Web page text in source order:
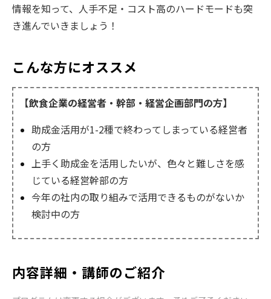
情報を知って、人手不足・コスト高のハードモードも突
き進んでいきましょう！
こんな方にオススメ
【飲食企業の経営者・幹部・経営企画部門の方】
助成金活用が1-2種で終わってしまっている経営者
の方
上手く助成金を活用したいが、色々と難しさを感
じている経営幹部の方
今年の社内の取り組みで活用できるものがないか
検討中の方
内容詳細・講師のご紹介